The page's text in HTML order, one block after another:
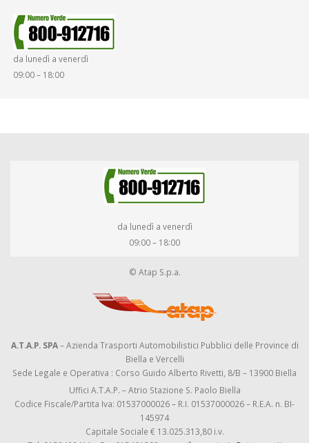
da lunedì a venerdì
09:00 – 18:00
da lunedì a venerdì
09:00 – 18:00
© Atap S.p.a.
A.T.A.P. SPA– Azienda Trasporti Automobilistici Pubblici delle Province di
Biella e Vercelli
Sede Legale e Operativa : Corso Guido Alberto Rivetti, 8/B – 13900 Biella
Uffici A.T.A.P. – Atrio Stazione S. Paolo Biella
Codice Fiscale/Partita Iva: 01537000026 – R.I. 01537000026 – R.E.A. n. BI-
145974
Capitale Sociale € 13.025.313,80 i.v.